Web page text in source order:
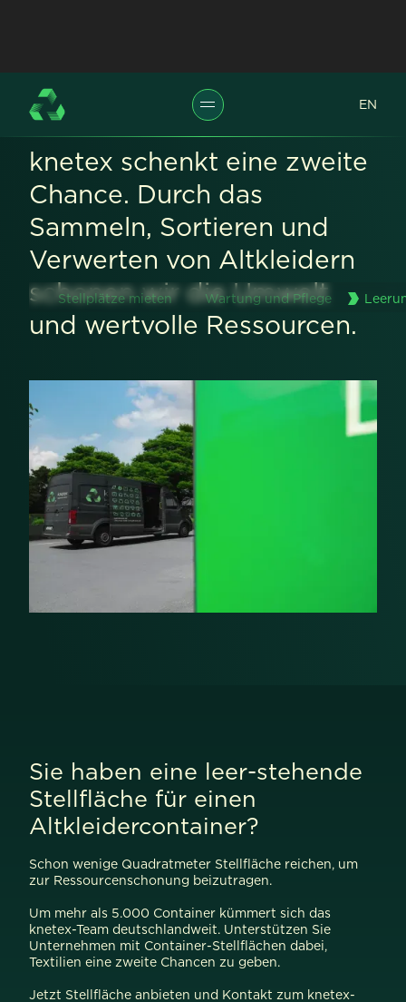
EN
Stellplätze mieten Wartung und Pflege
knetex schenkt eine zweite
Chance. Durch das
Sammeln, Sortieren und
Verwerten von Altkleidern
schonen wir die Umwelt
und wertvolle Ressourcen.
Sie haben eine leer-stehende
Stellfläche für einen
Altkleidercontainer?
Schon wenige Quadratmeter Stellfläche reichen, um
zur Ressourcenschonung beizutragen.
Um mehr als 5.000 Container kümmert sich das
knetex-Team deutschlandweit. Unterstützen Sie
Unternehmen mit Container-Stellflächen dabei,
Textilien eine zweite Chancen zu geben.
Jetzt Stellfläche anbieten und Kontakt zum knetex-